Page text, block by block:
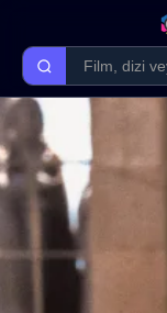
Ana Sayfa
Forum
Kategoriler
Kaliteler